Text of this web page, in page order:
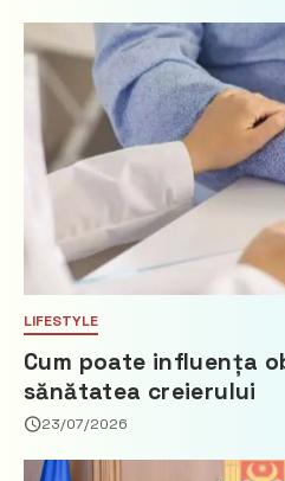
LIFESTYLE
Cum poate influența
sănătatea creierului
23/07/2026